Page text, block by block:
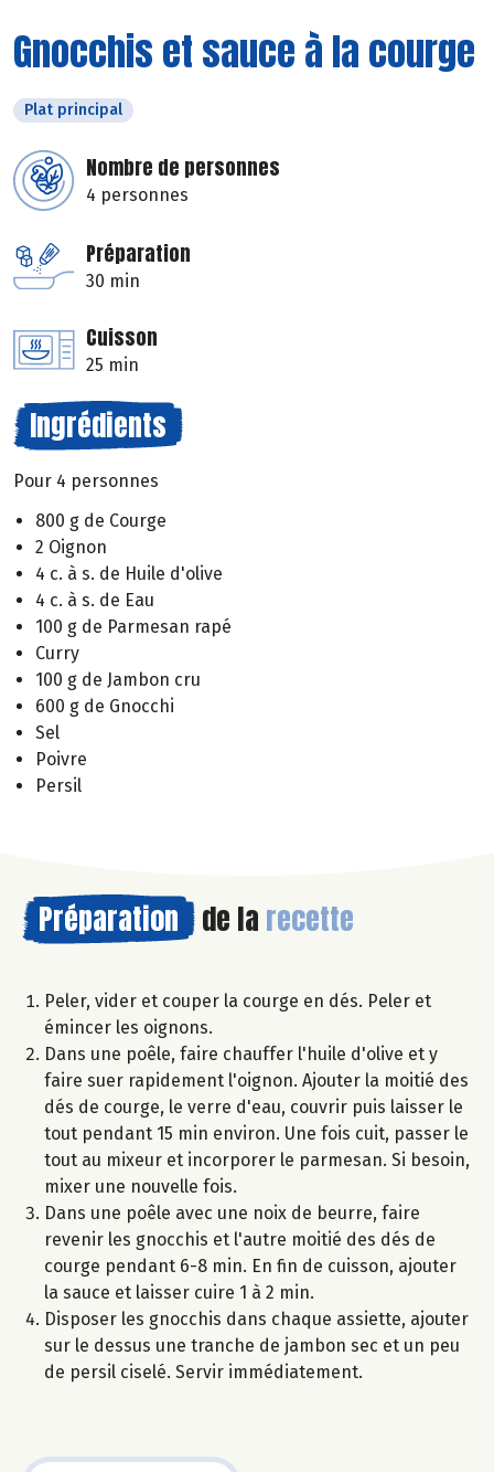
Gnocchis et sauce à la courge
Plat principal
Nombre de personnes
4 personnes
Préparation
30 min
Cuisson
25 min
Ingrédients
Pour 4 personnes
800 g de Courge
2 Oignon
4 c. à s. de Huile d'olive
4 c. à s. de Eau
100 g de Parmesan rapé
Curry
100 g de Jambon cru
600 g de Gnocchi
Sel
Poivre
Persil
Préparation de la recette
Peler, vider et couper la courge en dés. Peler et
émincer les oignons.
Dans une poêle, faire chauffer l'huile d'olive et y
faire suer rapidement l'oignon. Ajouter la moitié des
dés de courge, le verre d'eau, couvrir puis laisser le
tout pendant 15 min environ. Une fois cuit, passer le
tout au mixeur et incorporer le parmesan. Si besoin,
mixer une nouvelle fois.
Dans une poêle avec une noix de beurre, faire
revenir les gnocchis et l'autre moitié des dés de
courge pendant 6-8 min. En fin de cuisson, ajouter
la sauce et laisser cuire 1 à 2 min.
Disposer les gnocchis dans chaque assiette, ajouter
sur le dessus une tranche de jambon sec et un peu
de persil ciselé. Servir immédiatement.